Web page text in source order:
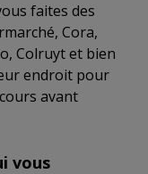
faites des
, Cora,
, Colruytet bien
endroit pour
avant
vous